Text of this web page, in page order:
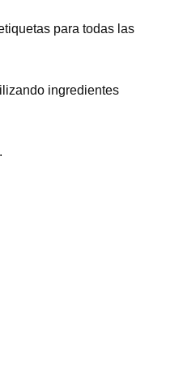
para todas las
ingredientes